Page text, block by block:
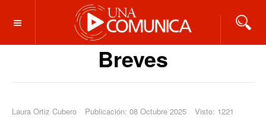
OFF CANVAS
Breves
Laura Ortiz Cubero Publicación: 08 Octubre 2025 Visto: 1221